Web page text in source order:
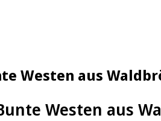
Westen aus
Westen aus